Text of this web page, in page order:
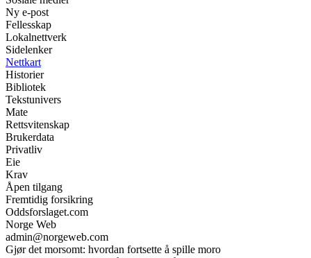
Ny e-post
Fellesskap
Lokalnettverk
Sidelenker
Nettkart
Historier
Bibliotek
Tekstunivers
Mate
Rettsvitenskap
Brukerdata
Privatliv
Eie
Krav
Åpen tilgang
Fremtidig forsikring
Oddsforslaget.com
Norge Web
admin@norgeweb.com
Gjør det morsomt: hvordan fortsette å spille moro